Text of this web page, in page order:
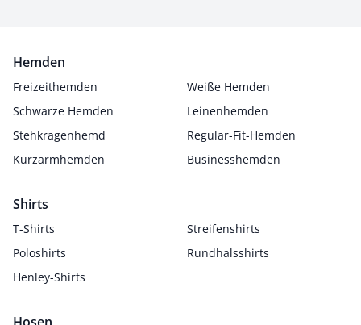
Hemden
Freizeithemden
Weiße Hemden
Schwarze Hemden
Leinenhemden
Stehkragenhemd
Regular-Fit-Hemden
Kurzarmhemden
Businesshemden
Shirts
T-Shirts
Streifenshirts
Poloshirts
Rundhalsshirts
Henley-Shirts